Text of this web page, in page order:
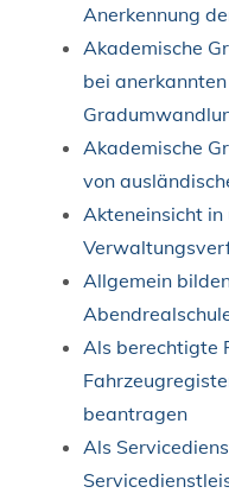
Anerkennung
Akademische
bei
Akademische
von
Akteneinsicht
Allgemein
Als berechtigte
beantragen
Als